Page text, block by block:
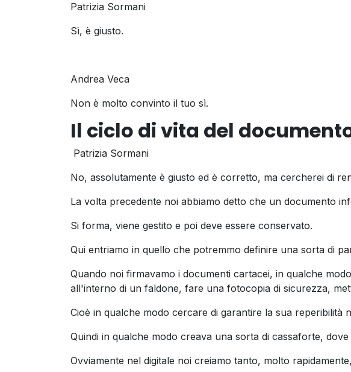
Patrizia Sormani
Sì, è giusto.
Andrea Veca
Non è molto convinto il tuo sì.
Il ciclo di vita del
Patrizia Sormani
No, assolutamente è giusto ed è corretto, ma cercherei di
La volta precedente noi abbiamo detto che un documento
Si forma, viene gestito e poi deve essere conservato.
Qui entriamo in quello che potremmo definire una sorta di
Quando noi firmavamo i documenti cartacei, in qualche
all'interno di un faldone, fare una fotocopia di sicurezza,
Cioè in qualche modo cercare di garantire la sua reperibilità
Quindi in qualche modo creava una sorta di cassaforte,
Ovviamente nel digitale noi creiamo tanto, molto